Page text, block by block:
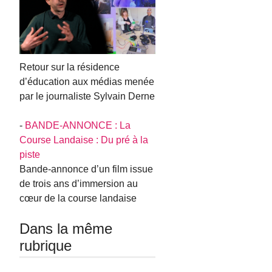
Retour sur la résidence
d’éducation aux médias menée
par le journaliste Sylvain Derne
- BANDE-ANNONCE : La
Course Landaise : Du pré à la
piste
Bande-annonce d’un film issue
de trois ans d’immersion au
cœur de la course landaise
Dans la même
rubrique